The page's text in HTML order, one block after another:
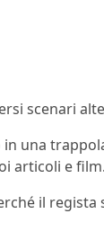
scenari
una
articoli e
il regista